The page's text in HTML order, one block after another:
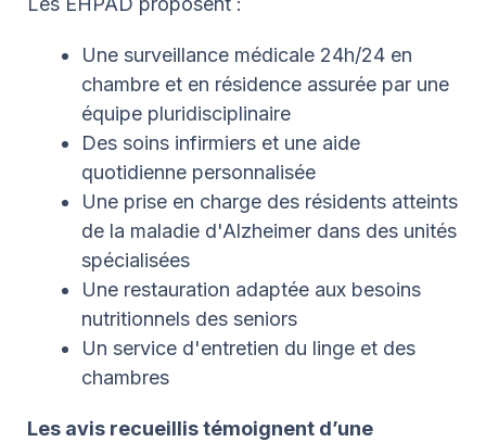
Une surveillance médicale 24h/24 en
chambre et en résidence assurée par une
équipe pluridisciplinaire
Des soins infirmiers et une aide
quotidienne personnalisée
Une prise en charge des résidents atteints
de la maladie d'Alzheimer dans des unités
spécialisées
Une restauration adaptée aux besoins
nutritionnels des seniors
Un service d'entretien du linge et des
chambres
Les avis recueillis témoignent d’une